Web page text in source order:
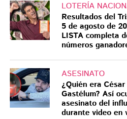
LOTERÍA
Resultados del
5 de agosto de
LISTA completa
números
ASESINATO
¿Quién era César
Gastélum? Así
asesinato del
durante video en